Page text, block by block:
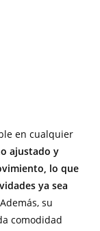
en cualquier
ajustado y
lo que
ya sea
su
comodidad